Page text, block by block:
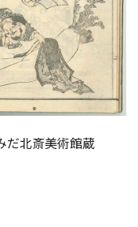
北斎美術館蔵